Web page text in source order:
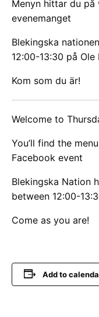
Menyn hittar du på
evenemanget
Blekingska
12:00-13:30 på Ole
Kom som du är!
Welcome to
You’ll find the
Facebook event
Blekingska Nation
between 12:00-
Come as you are!
Add to